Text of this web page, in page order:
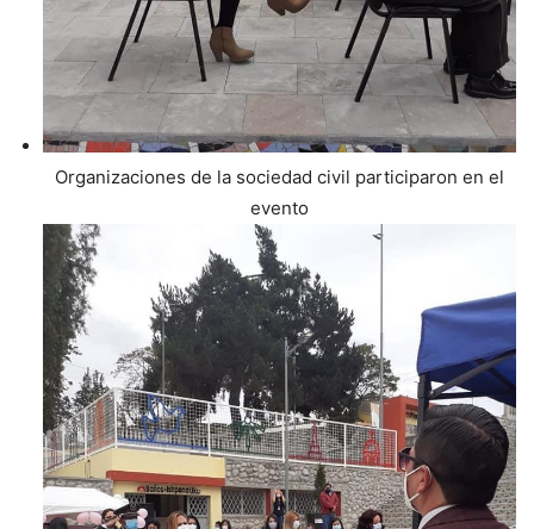
Organizaciones de la sociedad civil participaron en el
evento